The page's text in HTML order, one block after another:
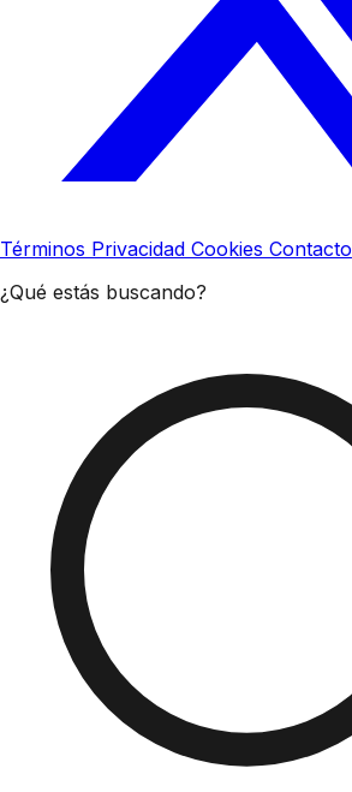
Términos Privacidad Cookies Contacto
¿Qué estás buscando?